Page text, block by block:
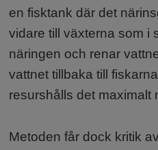
en fisktank där det
vidare till växterna som i
näringen och renar
vattnet tillbaka till
resurshålls det maximalt
Metoden får dock kritik